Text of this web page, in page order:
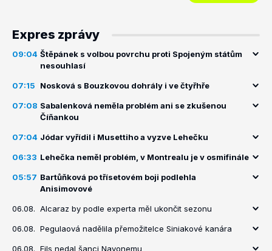
Expres zprávy
09:04 Štěpánek s volbou povrchu proti Spojeným státům
nesouhlasí
07:15 Nosková s Bouzkovou dohrály i ve čtyřhře
07:08 Sabalenková neměla problém ani se zkušenou
Číňankou
07:04 Jódar vyřídil i Musettiho a vyzve Lehečku
06:33 Lehečka neměl problém, v Montrealu je v osmifinále
05:57 Bartůňková po třísetovém boji podlehla
Anisimovové
06.08. Alcaraz by podle experta měl ukončit sezonu
06.08. Pegulaová nadělila přemožitelce Siniakové kanára
06.08. Fils nedal šanci Navonemu